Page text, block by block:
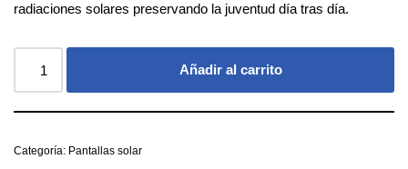
radiaciones solares preservando la juventud día tras día.
Añadir al carrito
Categoría: Pantallas solar